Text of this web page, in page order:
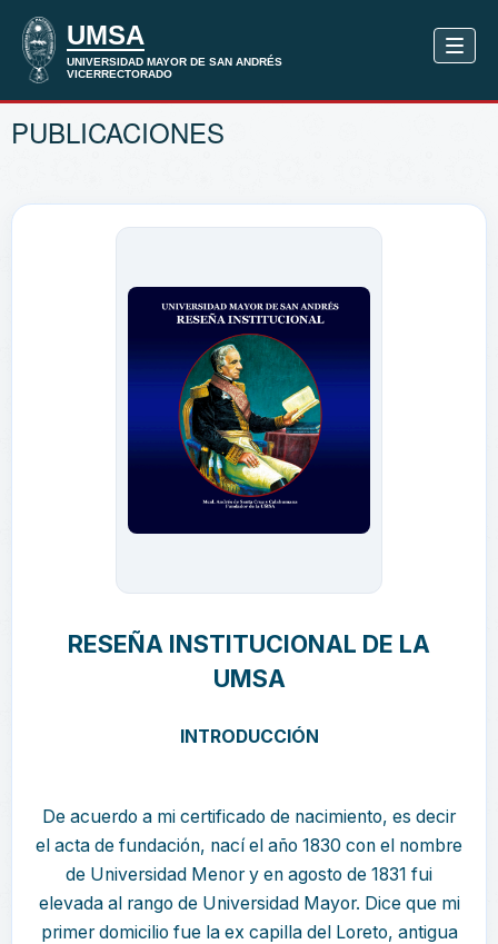
PUBLICACIONES
RESEÑA INSTITUCIONAL DE LA
UMSA
INTRODUCCIÓN
De acuerdo a mi certificado de nacimiento, es decir
el acta de fundación, nací el año 1830 con el nombre
de Universidad Menor y en agosto de 1831 fui
elevada al rango de Universidad Mayor. Dice que mi
primer domicilio fue la ex capilla del Loreto, antigua